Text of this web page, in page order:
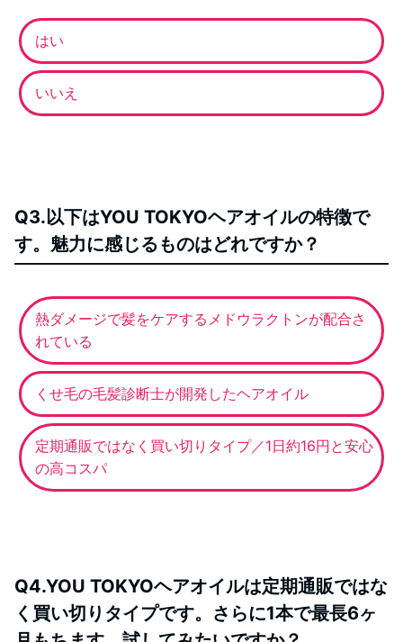
はい
いいえ
Q3.以下はYOU TOKYOヘアオイルの特徴で
す。魅力に感じるものはどれですか？
熱ダメージで髪をケアするメドウラクトンが配合さ
れている
くせ毛の毛髪診断士が開発したヘアオイル
定期通販ではなく買い切りタイプ／1日約16円と安心
の高コスパ
Q4.YOU TOKYOヘアオイルは定期通販ではな
く買い切りタイプです。さらに1本で最長6ヶ